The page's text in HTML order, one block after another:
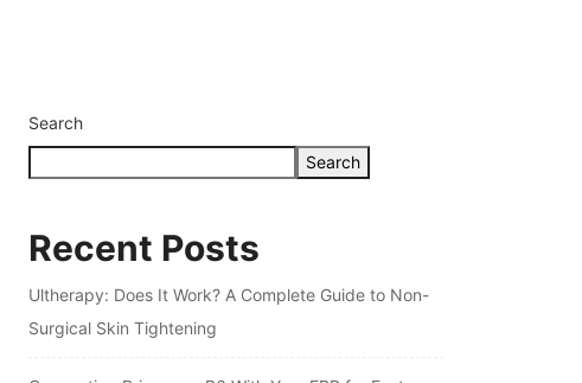
Search
Search
Recent Posts
Ultherapy: Does It Work? A Complete Guide to Non-
Surgical Skin Tightening